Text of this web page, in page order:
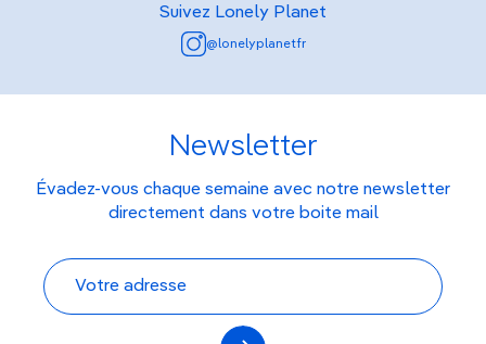
Suivez Lonely Planet
@lonelyplanetfr
Newsletter
Évadez-vous chaque semaine avec notre newsletter
directement dans votre boite mail